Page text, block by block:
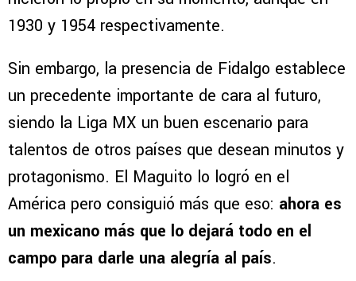
1930 y 1954 respectivamente.
Sin embargo, la presencia de Fidalgo establece
un precedente importante de cara al futuro,
siendo la Liga MX un buen escenario para
talentos de otros países que desean minutos y
protagonismo. El Maguito lo logró en el
América pero consiguió más que eso: ahora es
un mexicano más que lo dejará todo en el
campo para darle una alegría al país.